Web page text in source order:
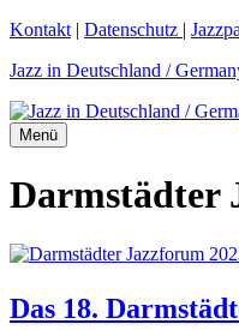
Zum
springen
Kontakt | Datenschutz |
Jazz in Deutschland /
Menü
Darmstädter
Das 18.